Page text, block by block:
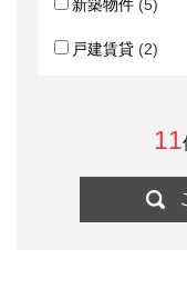
新築物件 (5)
戸建賃貸 (2)
11